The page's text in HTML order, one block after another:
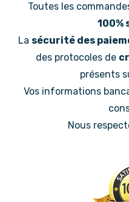
Toutes les
100%
La sécurité des
des protocoles de
présents
Vos informations
Nous